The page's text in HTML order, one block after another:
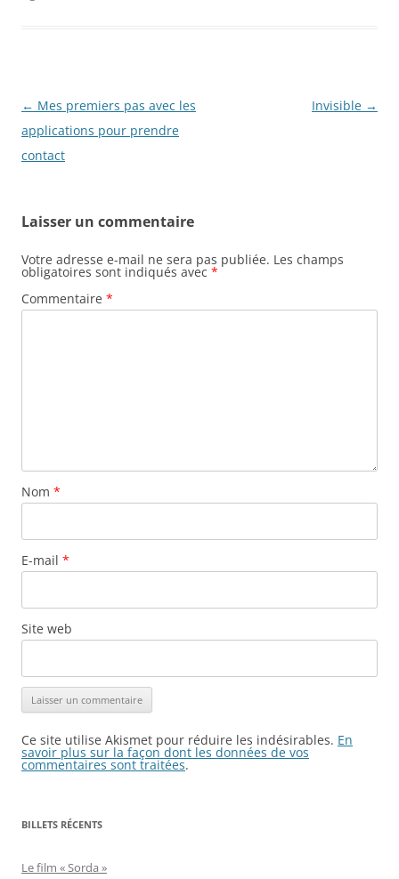
Navigation
des
articles
← Mes premiers pas avec les
applications pour prendre
contact
Invisible →
Laisser un commentaire
Votre adresse e-mail ne sera pas publiée. Les champs
obligatoires sont indiqués avec *
Commentaire *
Nom *
E-mail *
Site web
Ce site utilise Akismet pour réduire les indésirables. En
savoir plus sur la façon dont les données de vos
commentaires sont traitées.
BILLETS RÉCENTS
Le film « Sorda »